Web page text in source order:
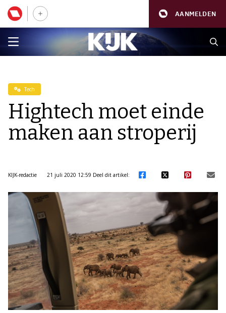
AANMELDEN
Tech
Hightech moet einde
maken aan stroperij
KIJK-redactie 21 juli 2020 12:59 Deel dit artikel: